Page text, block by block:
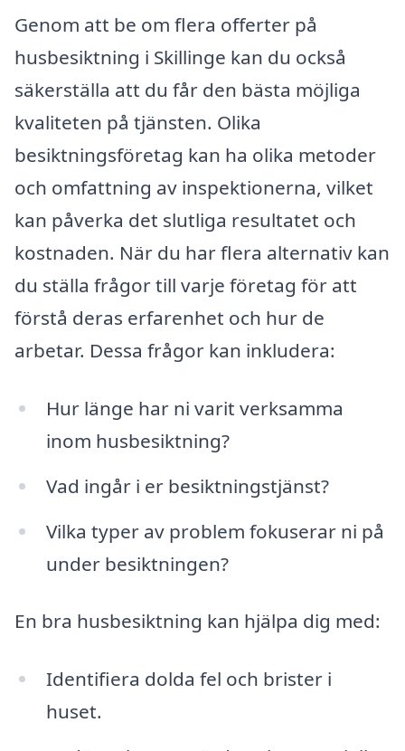
Genom att be om flera offerter på
husbesiktning i Skillinge kan du också
säkerställa att du får den bästa möjliga
kvaliteten på tjänsten. Olika
besiktningsföretag kan ha olika metoder
och omfattning av inspektionerna, vilket
kan påverka det slutliga resultatet och
kostnaden. När du har flera alternativ kan
du ställa frågor till varje företag för att
förstå deras erfarenhet och hur de
arbetar. Dessa frågor kan inkludera:
Hur länge har ni varit verksamma
inom husbesiktning?
Vad ingår i er besiktningstjänst?
Vilka typer av problem fokuserar ni på
under besiktningen?
En bra husbesiktning kan hjälpa dig med:
Identifiera dolda fel och brister i
huset.